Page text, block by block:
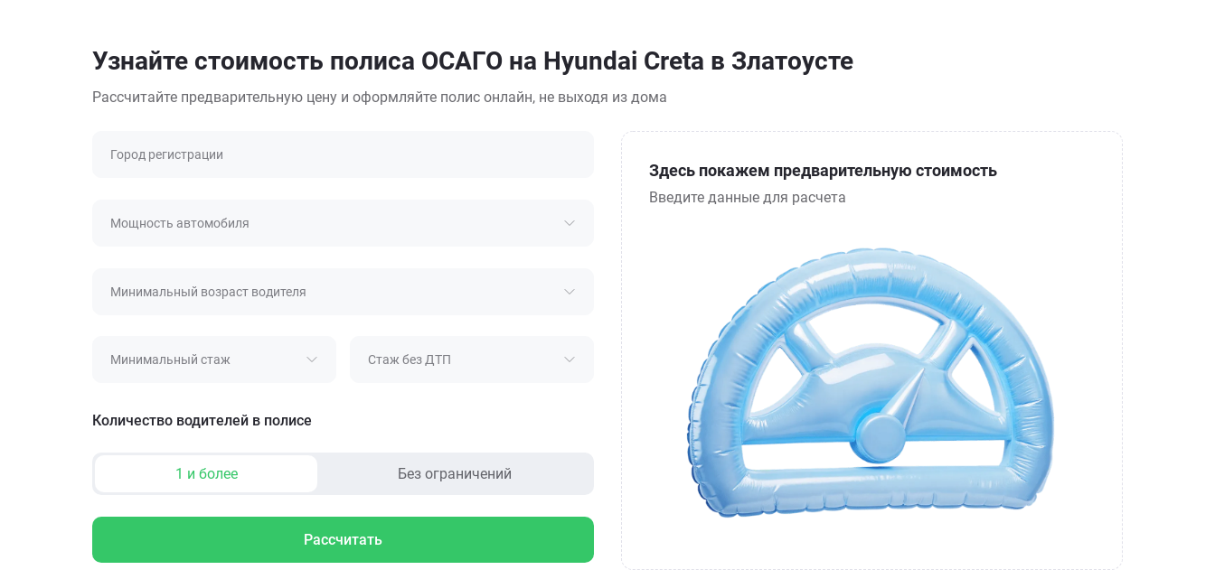
Узнайте стоимость полиса ОСАГО на Hyundai Creta в Златоусте
Рассчитайте предварительную цену и оформляйте полис онлайн, не выходя из дома
Город регистрации
Мощность автомобиля
Минимальный возраст водителя
Минимальный стаж Стаж без ДТП
Количество водителей в полисе
1 и более Без ограничений
Рассчитать
Здесь покажем предварительную стоимость
Введите данные для расчета